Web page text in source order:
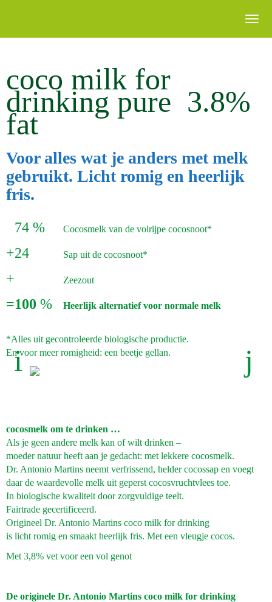
coco milk for
drinking pure 3.8%
fat
Voor alles wat je anders met melk
gebruikt. Licht romig en heerlijk
fris.
74 % Cocosmelk van de volrijpe cocosnoot*
+24 Sap uit de cocosnoot*
+ Zeezout
=100 % Heerlijk alternatief voor normale melk
*Alles uit gecontroleerde biologische productie.
En voor meer romigheid: een beetje gellan.
cocosmelk om te drinken …
Als je geen andere melk kan of wilt drinken –
moeder natuur heeft aan je gedacht: met lekkere cocosmelk.
Dr. Antonio Martins neemt verfrissend, helder cocossap en voegt
daar de waardevolle melk uit geperst cocosvruchtvlees toe.
In biologische kwaliteit door zorgvuldige teelt.
Fairtrade gecertificeerd.
Origineel Dr. Antonio Martins coco milk for drinking
is licht romig en smaakt heerlijk fris. Met een vleugje cocos.
Met 3,8% vet voor een vol genot
De originele Dr. Antonio Martins coco milk for drinking